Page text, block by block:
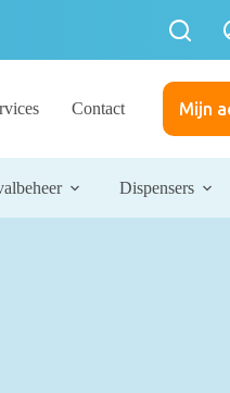
Contact Mijn
Dispensers